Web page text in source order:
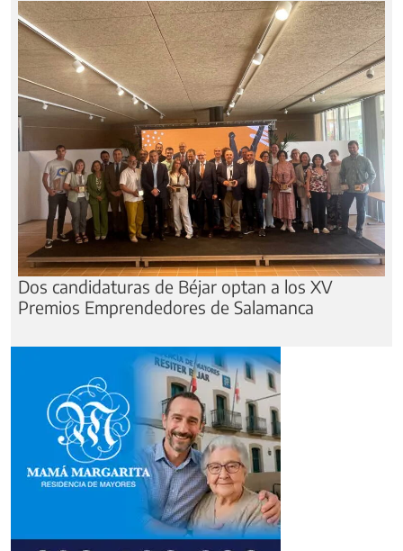
Dos candidaturas de Béjar optan a los XV
Premios Emprendedores de Salamanca